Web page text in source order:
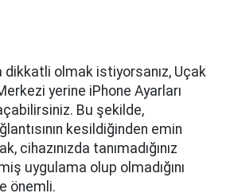
dikkatli olmak istiyorsanız, Uçak
yerine iPhone Ayarları
Bu şekilde,
kesildiğinden emin
cihazınızda tanımadığınız
uygulama olup olmadığını
önemli.